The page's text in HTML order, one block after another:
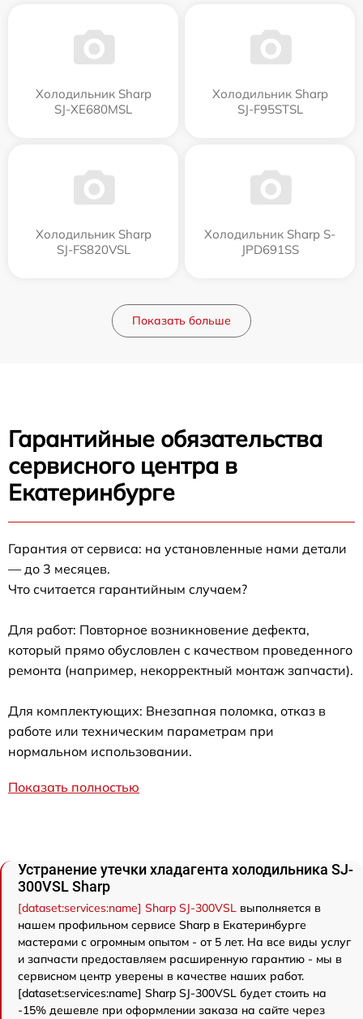
Холодильник Sharp
SJ-XE680MSL
Холодильник Sharp
SJ-F95STSL
Холодильник Sharp
SJ-FS820VSL
Холодильник Sharp S-
JPD691SS
Показать больше
Гарантийные обязательства
сервисного центра в
Екатеринбурге
Гарантия от сервиса: на установленные нами детали
— до 3 месяцев.
Что считается гарантийным случаем?
Для работ: Повторное возникновение дефекта,
который прямо обусловлен с качеством проведенного
ремонта (например, некорректный монтаж запчасти).
Для комплектующих: Внезапная поломка, отказ в
работе или техническим параметрам при
нормальном использовании.
Показать полностью
Устранение утечки хладагента холодильника SJ-
300VSL Sharp
[dataset:services:name] Sharp SJ-300VSL выполняется в
нашем профильном сервисе Sharp в Екатеринбурге
мастерами с огромным опытом - от 5 лет. На все виды услуг
и запчасти предоставляем расширенную гарантию - мы в
сервисном центр уверены в качестве наших работ.
[dataset:services:name] Sharp SJ-300VSL будет стоить на
-15% дешевле при оформлении заказа на сайте через